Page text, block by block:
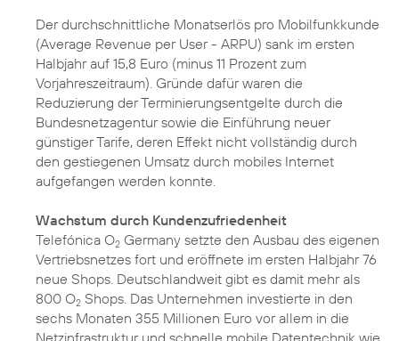
Der durchschnittliche Monatserlös pro Mobilfunkkunde
(Average Revenue per User - ARPU) sank im ersten
Halbjahr auf 15,8 Euro (minus 11 Prozent zum
Vorjahreszeitraum). Gründe dafür waren die
Reduzierung der Terminierungsentgelte durch die
Bundesnetzagentur sowie die Einführung neuer
günstiger Tarife, deren Effekt nicht vollständig durch
den gestiegenen Umsatz durch mobiles Internet
aufgefangen werden konnte.
Wachstum durch Kundenzufriedenheit
Telefónica O2 Germany setzte den Ausbau des eigenen
Vertriebsnetzes fort und eröffnete im ersten Halbjahr 76
neue Shops. Deutschlandweit gibt es damit mehr als
800 O2 Shops. Das Unternehmen investierte in den
sechs Monaten 355 Millionen Euro vor allem in die
Netzinfrastruktur und schnelle mobile Datentechnik wie